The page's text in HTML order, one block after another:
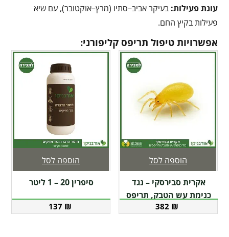
עונת פעילות: בעיקר אביב–סתיו (מרץ–אוקטובר), עם שיא
פעילות בקיץ החם.
אפשרויות טיפול תריפס קליפורני:
אקרית סבירסקי – נגד
כנימת עש הטבק, תריפס
382 ₪
הוספה לסל
סיפרין 20 – 1 ליטר
137 ₪
הוספה לסל